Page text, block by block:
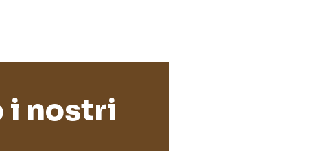
i nostri